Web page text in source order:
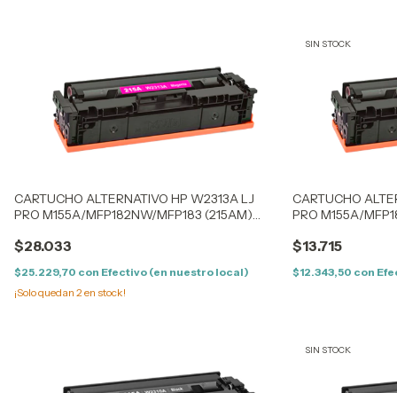
CARTUCHO ALTERNATIVO HP W2313A LJ
PRO M155A/MFP182NW/MFP183 (215AM)
$28.033
$25.229,70 con Efectivo (en nuestro local)
¡Solo quedan 2en stock!
SIN STOCK
CARTUCHO
PRO M155A/
$13.715
$12.343,50 con
SIN STOCK